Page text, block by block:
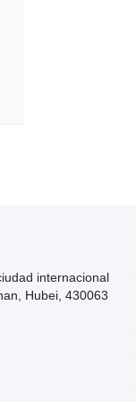
internacional
Hubei, 430063